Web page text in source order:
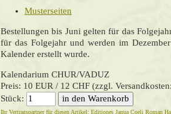
Musterseiten
Bestellungen bis Juni gelten für das
für das Folgejahr und werden im
Kalender erstellt wurde.
Kalendarium CHUR/VADUZ
Preis: 10 EUR / 12 CHF (zzgl.
Stück:
Ihr Vertragspartner für diesen Artikel: Editiones Janua Coeli Roman